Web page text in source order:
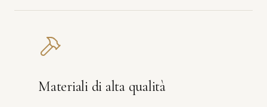
Materiali di alta qualità